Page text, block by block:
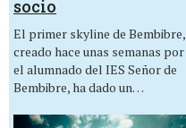
socio
El primer skyline de Bembibre,
creado hace unas semanas por
el alumnado del IES Señor de
Bembibre, ha dado un…